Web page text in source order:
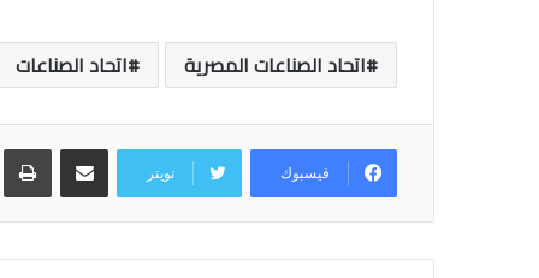
اتحاد الصناعات المصرية اتحاد الصناعات
فيسبوك تويتر